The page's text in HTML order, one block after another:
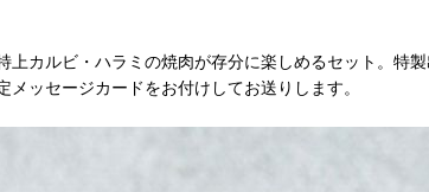
カルビ・ハラミの焼肉が存分に楽しめるセット。特
ッセージカードをお付けしてお送りします。